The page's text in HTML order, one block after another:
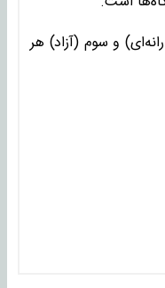
و سوم (آزاد) هر